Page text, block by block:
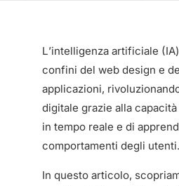
L’intelligenza artificiale
confini del web design e
applicazioni,
digitale grazie alla
in tempo reale e di
comportamenti degli utenti.
In questo articolo,